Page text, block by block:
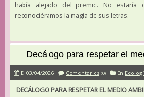
había alejado del premio. No estaría
reconociéramos la magia de sus letras.
Decálogo para respetar el
El 03/04/2026 Comentarios (0) En
DECÁLOGO PARA RESPETAR EL MEDIO